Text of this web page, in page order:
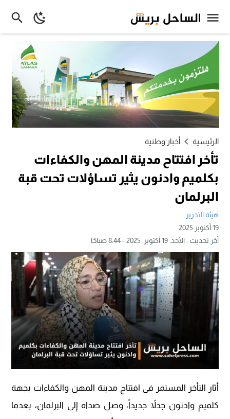
الرئيسية أخبار وطنية
تأخر افتتاح مدينة المهن والكفاءات
بكلميم وادنون يثير تساؤلات تحت قبة
البرلمان
هيئة التحرير
19 أكتوبر 2025
آخر تحديث :الأحد, 19 أكتوبر, 2025 - 8:44 صباحًا
أثار التأخر المستمر في افتتاح مدينة المهن والكفاءات بجهة
كلميم وادنون جدلاً جديداً، وصل صداه إلى البرلمان، بعدما